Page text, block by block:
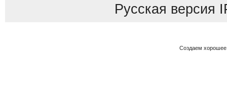
Русская версия
Создаем